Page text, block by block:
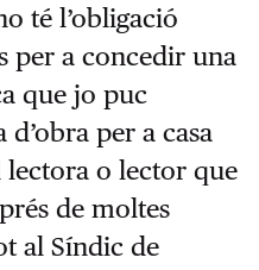
té l’obligació
per a concedir una
que jo puc
per a casa
lectora o lector que
de moltes
al Síndic de